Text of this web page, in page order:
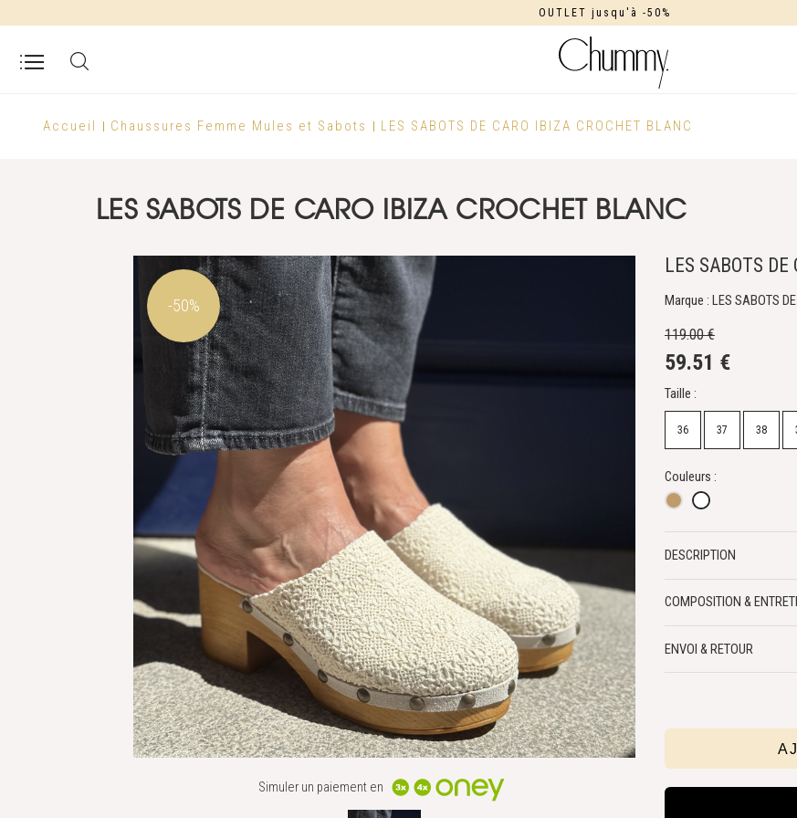
OUTLET jusqu'à -50%
Accueil Chaussures Femme Mules et Sabots LES SABOTS DE CARO IBIZA CROCHET BLANC
LES SABOTS DE CARO IBIZA CROCHET BLANC
-50%
Simuler un paiement en
LES SABOTS
Marque : LES SABOTS
119.00 €
59.51 €
Taille :
36 37 38
Couleurs :
DESCRIPTION
COMPOSITION &
ENVOI & RETOUR